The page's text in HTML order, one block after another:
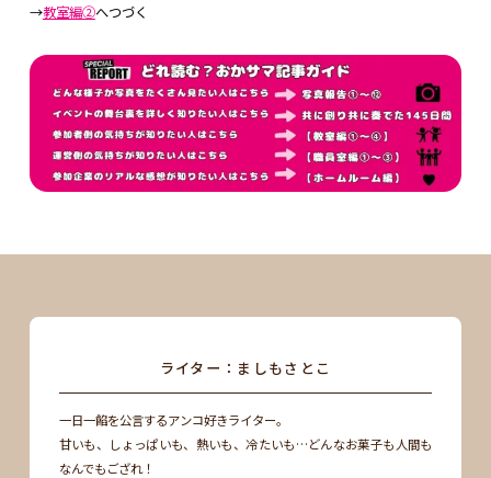
→教室編②へつづく
ライター：ましもさとこ
一日一餡を公言するアンコ好きライター。
甘いも、しょっぱいも、熱いも、冷たいも…どんなお菓子も人間も
なんでもござれ！